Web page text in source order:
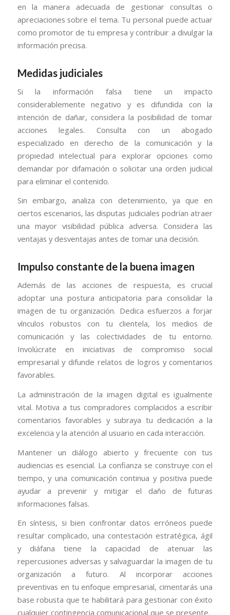
en la manera adecuada de gestionar consultas o
apreciaciones sobre el tema. Tu personal puede actuar
como promotor de tu empresa y contribuir a divulgar la
información precisa.
Medidas judiciales
Si la información falsa tiene un impacto
considerablemente negativo y es difundida con la
intención de dañar, considera la posibilidad de tomar
acciones legales. Consulta con un abogado
especializado en derecho de la comunicación y la
propiedad intelectual para explorar opciones como
demandar por difamación o solicitar una orden judicial
para eliminar el contenido.
Sin embargo, analiza con detenimiento, ya que en
ciertos escenarios, las disputas judiciales podrían atraer
una mayor visibilidad pública adversa. Considera las
ventajas y desventajas antes de tomar una decisión.
Impulso constante de la buena imagen
Además de las acciones de respuesta, es crucial
adoptar una postura anticipatoria para consolidar la
imagen de tu organización. Dedica esfuerzos a forjar
vínculos robustos con tu clientela, los medios de
comunicación y las colectividades de tu entorno.
Involúcrate en iniciativas de compromiso social
empresarial y difunde relatos de logros y comentarios
favorables.
La administración de la imagen digital es igualmente
vital. Motiva a tus compradores complacidos a escribir
comentarios favorables y subraya tu dedicación a la
excelencia y la atención al usuario en cada interacción.
Mantener un diálogo abierto y frecuente con tus
audiencias es esencial. La confianza se construye con el
tiempo, y una comunicación continua y positiva puede
ayudar a prevenir y mitigar el daño de futuras
informaciones falsas.
En síntesis, si bien confrontar datos erróneos puede
resultar complicado, una contestación estratégica, ágil
y diáfana tiene la capacidad de atenuar las
repercusiones adversas y salvaguardar la imagen de tu
organización a futuro. Al incorporar acciones
preventivas en tu enfoque empresarial, cimentarás una
base robusta que te habilitará para gestionar con éxito
cualquier contingencia comunicacional que se presente.